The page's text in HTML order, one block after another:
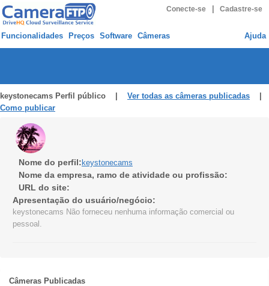
Conecte-se Cadastre-se
Funcionalidades Preços Software Câmeras Ajuda
keystonecams Perfil público | Ver todas as câmeras publicadas
Como publicar
Nome do perfil: keystonecams
Nome da empresa, ramo de atividade ou profissão:
URL do site:
Apresentação do usuário/negócio:
keystonecams Não forneceu nenhuma informação comercial ou
pessoal.
Câmeras Publicadas